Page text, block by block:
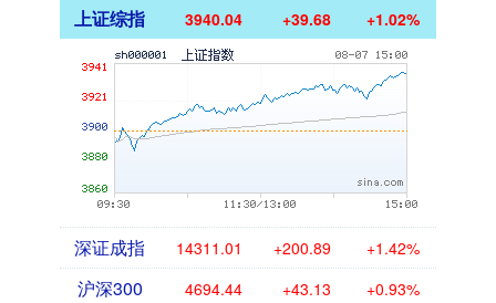
上证综指 3940.04 +39.68 +1.02%
深证成指 14311.01 +200.89 +1.42%
沪深300 4694.44 +43.13 +0.93%